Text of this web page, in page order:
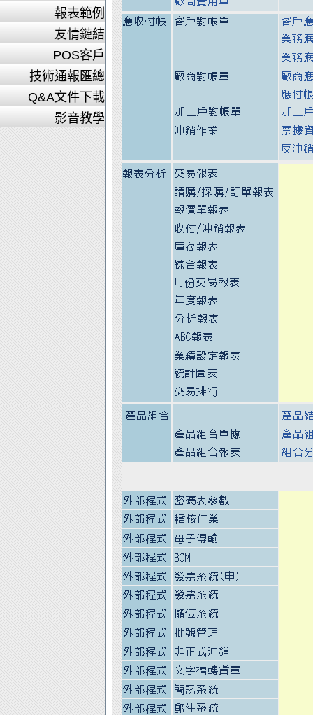
報表範例
友情鏈結
POS客戶
技術通報匯總
Q&A文件下載
影音教學